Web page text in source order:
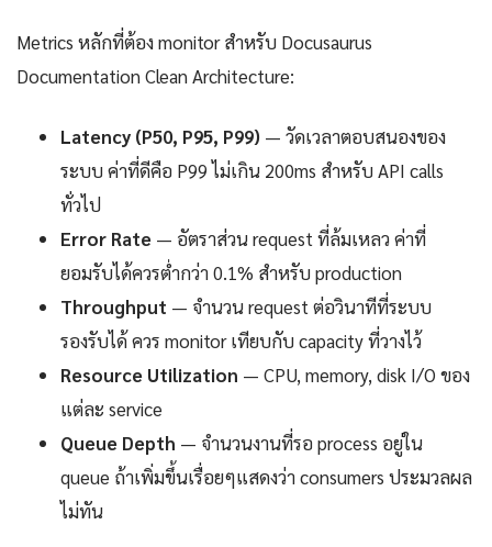
Metrics หลักที่ต้อง monitor สำหรับ Docusaurus
Documentation Clean Architecture:
Latency (P50, P95, P99) — วัดเวลาตอบสนองของ
ระบบ ค่าที่ดีคือ P99 ไม่เกิน 200ms สำหรับ API calls
ทั่วไป
Error Rate — อัตราส่วน request ที่ล้มเหลว ค่าที่
ยอมรับได้ควรต่ำกว่า 0.1% สำหรับ production
Throughput — จำนวน request ต่อวินาทีที่ระบบ
รองรับได้ ควร monitor เทียบกับ capacity ที่วางไว้
Resource Utilization — CPU, memory, disk I/O ของ
แต่ละ service
Queue Depth — จำนวนงานที่รอ process อยู่ใน
queue ถ้าเพิ่มขึ้นเรื่อยๆแสดงว่า consumers ประมวลผล
ไม่ทัน